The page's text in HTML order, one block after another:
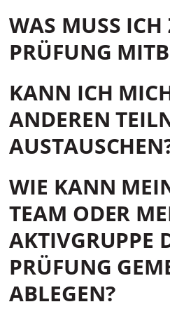
WAS MUSS ICH
PRÜFUNG
KANN ICH
ANDEREN
WIE KANN
TEAM ODER
AKTIVGRUPPE
PRÜFUNG
ABLEGEN?